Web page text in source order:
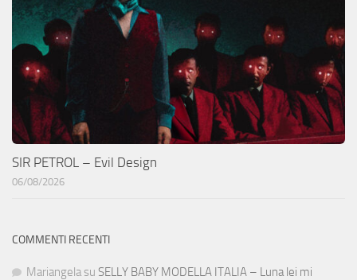
SIR PETROL – Evil Design
06/08/2026
COMMENTI RECENTI
Mariangela su SELLY BABY MODELLA ITALIA – Luna lei mi